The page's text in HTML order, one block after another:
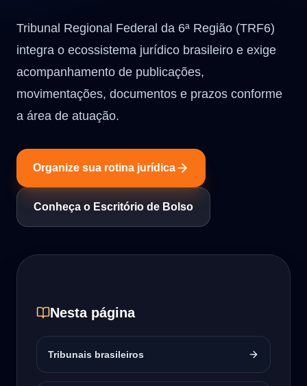
Tribunal Regional Federal da 6ª Região (TRF6)
integra o ecossistema jurídico brasileiro e exige
acompanhamento de publicações,
movimentações, documentos e prazos conforme
a área de atuação.
Organize sua rotina jurídica
Conheça o Escritório de Bolso
Nesta página
Tribunais brasileiros